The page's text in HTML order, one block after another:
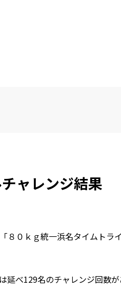
ャレンジ結果
８０ｋｇ統一浜名タイムトラ
べ129名のチャレンジ回数が